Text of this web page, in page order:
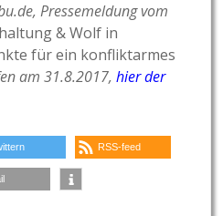
Pressemeldung vom
& Wolf in
für ein konfliktarmes
am 31.8.2017,hier der
RSS-feed